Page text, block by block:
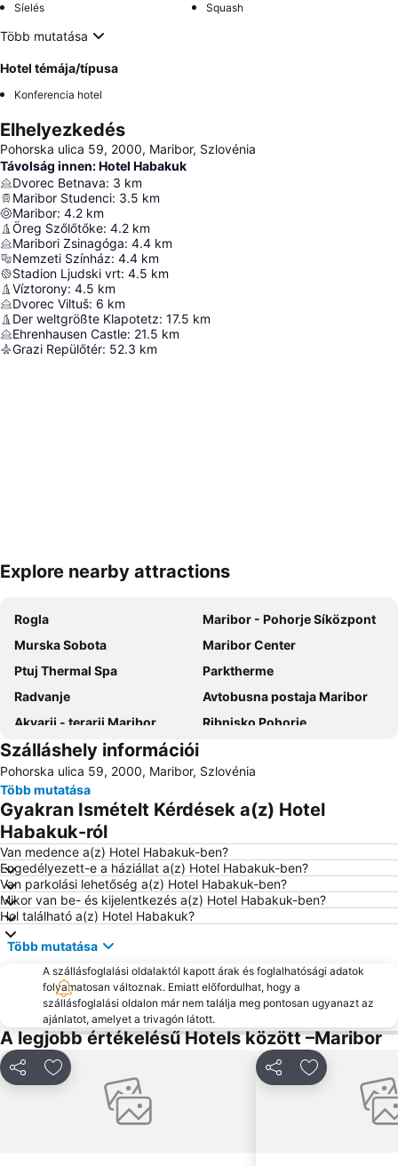
Síelés Squash
Több mutatása
Hotel témája/típusa
Konferencia hotel
Elhelyezkedés
Pohorska ulica 59, 2000, Maribor, Szlovénia
Távolság innen: Hotel Habakuk
Dvorec Betnava: 3 km
Maribor Studenci: 3.5 km
Maribor: 4.2 km
Öreg Szőlőtőke: 4.2 km
Maribori Zsinagóga: 4.4 km
Nemzeti Színház: 4.4 km
Stadion Ljudski vrt: 4.5 km
Víztorony: 4.5 km
Dvorec Viltuš: 6 km
Der weltgrößte Klapotetz: 17.5 km
Ehrenhausen Castle: 21.5 km
Grazi Repülőtér: 52.3 km
Nagy méretű térkép
Explore nearby attractions
Rogla
Maribor - Pohorje Síközpont
Murska Sobota
Maribor Center
Ptuj Thermal Spa
Parktherme
Radvanje
Avtobusna postaja Maribor
Akvarij - terarij Maribor
Ribnisko Pohorje
Olimia Thermal Spa
Termalni park Ptuj
Terme Olimia
Pohorska vzpenjača
Nova Vas
Ptuj Castle and Regional Museum
Dvorac Trakoscan
Žena ob morju
Slovensko ljudsko gledališče Celje
Styrassic Park
Szálláshely információi
Pohorska ulica 59, 2000, Maribor, Szlovénia
Több mutatása
Gyakran Ismételt Kérdések a(z) Hotel
Habakuk-ról
Van medence a(z) Hotel Habakuk-ben?
Engedélyezett-e a háziállat a(z) Hotel Habakuk-ben?
Van parkolási lehetőség a(z) Hotel Habakuk-ben?
Mikor van be- és kijelentkezés a(z) Hotel Habakuk-ben?
Hol található a(z) Hotel Habakuk?
Több mutatása
A szállásfoglalási oldalaktól kapott árak és foglalhatósági adatok
folyamatosan változnak. Emiatt előfordulhat, hogy a
szállásfoglalási oldalon már nem találja meg pontosan ugyanazt az
ajánlatot, amelyet a trivagón látott.
A legjobb értékelésű Hotels között –Maribor
MegosztásHozzáadás a kedvencekhez MegosztásHozzáadás